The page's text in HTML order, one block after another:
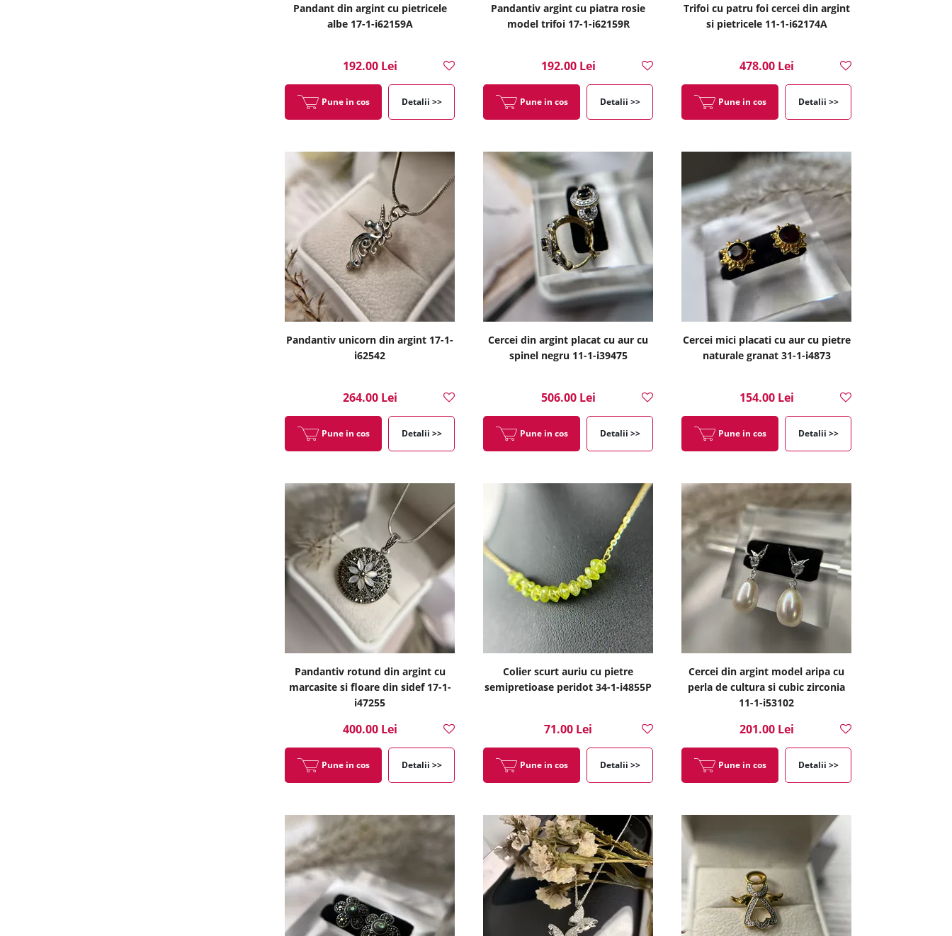
Pandant din argint cu pietricele
albe 17-1-i62159A
192.00 Lei
Pune in cos Detalii >>
Pandantiv argint cu piatra rosie
model trifoi 17-1-i62159R
192.00 Lei
Pune in cos Detalii >>
Trifoi cu patru foi cercei din argint
si pietricele 11-1-i62174A
478.00 Lei
Pune in cos Detalii >>
Pandantiv unicorn din argint 17-1-
i62542
264.00 Lei
Pune in cos Detalii >>
Cercei din argint placat cu aur cu
spinel negru 11-1-i39475
506.00 Lei
Pune in cos Detalii >>
Cercei mici placati cu aur cu pietre
naturale granat 31-1-i4873
154.00 Lei
Pune in cos Detalii >>
Pandantiv rotund din argint cu
marcasite si floare din sidef 17-1-
i47255
400.00 Lei
Pune in cos Detalii >>
Colier scurt auriu cu pietre
semipretioase peridot 34-1-i4855P
71.00 Lei
Pune in cos Detalii >>
Cercei din argint model aripa cu
perla de cultura si cubic zirconia
11-1-i53102
201.00 Lei
Pune in cos Detalii >>